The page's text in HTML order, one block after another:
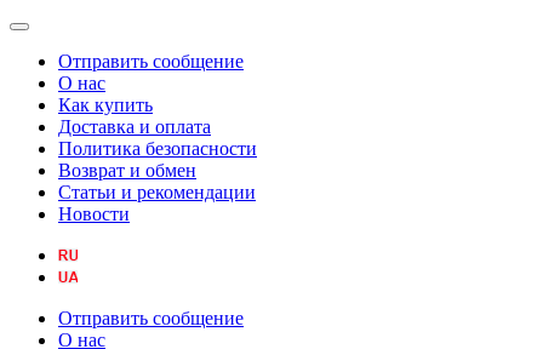
Отправить сообщение
О нас
Как купить
Доставка и оплата
Политика безопасности
Возврат и обмен
Статьи и рекомендации
Новости
Отправить сообщение
О нас